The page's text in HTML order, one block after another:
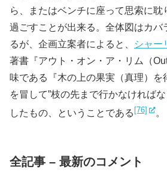
ら、またはベンチに座って思索に耽
過ごすことが出来る。全体図はカバ
るが、企画立案者によると、
シャー
著書『アウト・オン・ア・リム（
味である『木の上の果実（真理）を
を冒して”枝の先まで行かなければ
したもの、ということである [76] 。
全記事 – 最新のコメント